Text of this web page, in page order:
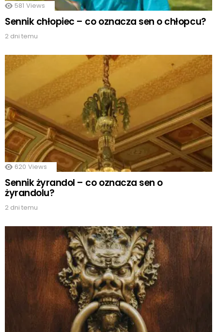
581 Views
Sennik chłopiec – co oznacza sen o chłopcu?
2 dni temu
620 Views
Sennik żyrandol – co oznacza sen o
żyrandolu?
2 dni temu